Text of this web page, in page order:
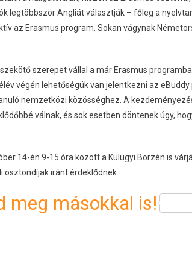
legtöbbször Angliát választják – főleg a
az Erasmus program. Sokan vágynak
szerepet vállal a már Erasmus
végén lehetőségük van jelentkezni az
nemzetközi közösséghez. A
válnak, és sok esetben döntenek úgy,
14-én 9-15 óra között a Külügyi Börzén is
iránt érdeklődnek.
meg másokkal is!